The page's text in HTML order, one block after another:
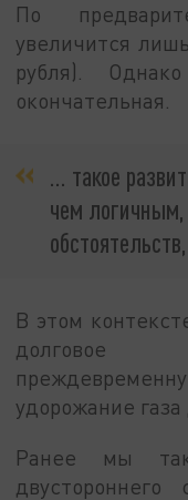
По
увеличится
рубля).
окончательная.
… такое
чем
В этом
долговое
удорожание
Ранее мы